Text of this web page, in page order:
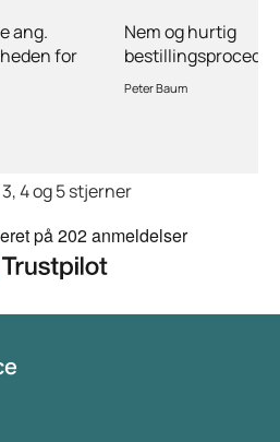
ang.
for
er
Nem og hurtig
lægefaglig
Peter Baum
4 og 5 stjerner
på202 anmeldelser